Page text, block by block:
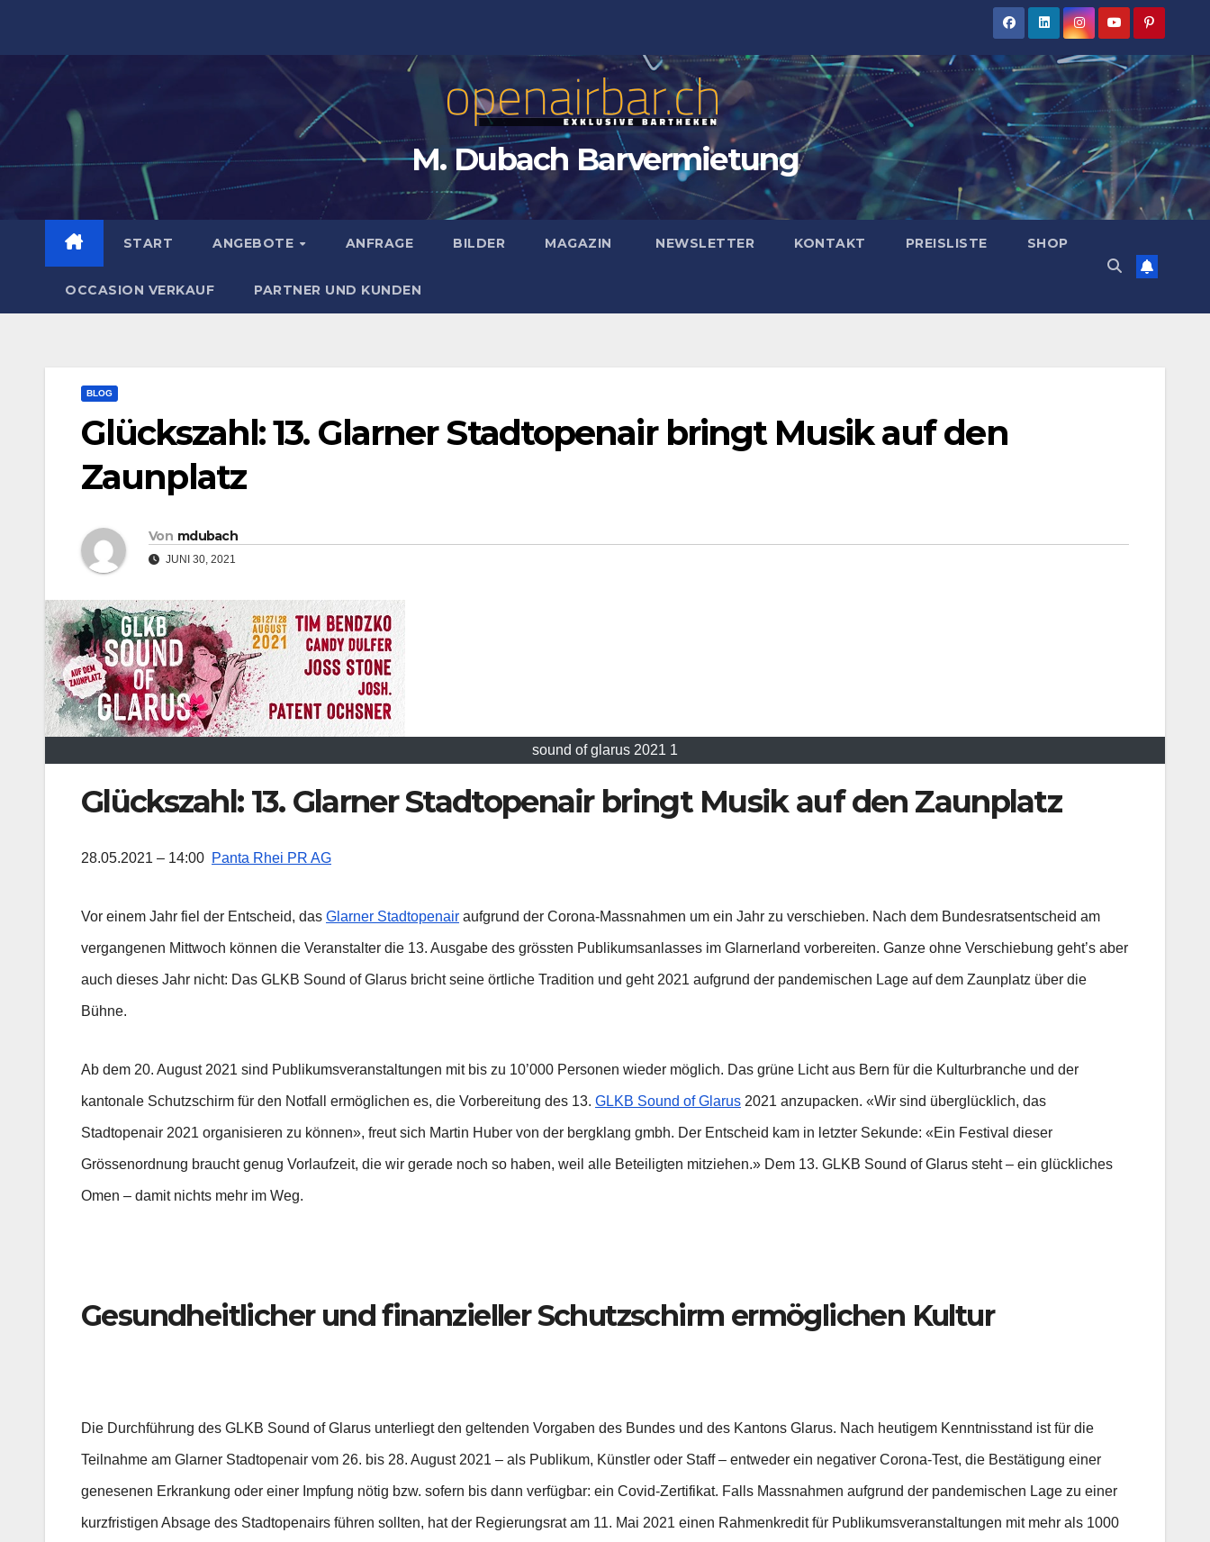
M. Dubach Barvermietung
START ANGEBOTE ANFRAGE BILDER MAGAZIN NEWSLETTER KONTAKT PREISLISTE SHOP
OCCASION VERKAUF PARTNER UND KUNDEN
BLOG
Glückszahl: 13. Glarner Stadtopenair bringt Musik auf den
Zaunplatz
Von mdubach
JUNI 30, 2021
sound of glarus 2021 1
Glückszahl: 13. Glarner Stadtopenair bringt Musik auf den Zaunplatz
28.05.2021 – 14:00 Panta Rhei PR AG
Vor einem Jahr fiel der Entscheid, das Glarner Stadtopenair aufgrund der Corona-Massnahmen um ein Jahr zu verschieben. Nach dem Bundesratsentscheid am
vergangenen Mittwoch können die Veranstalter die 13. Ausgabe des grössten Publikumsanlasses im Glarnerland vorbereiten. Ganze ohne Verschiebung geht’s aber
auch dieses Jahr nicht: Das GLKB Sound of Glarus bricht seine örtliche Tradition und geht 2021 aufgrund der pandemischen Lage auf dem Zaunplatz über die
Bühne.
Ab dem 20. August 2021 sind Publikumsveranstaltungen mit bis zu 10’000 Personen wieder möglich. Das grüne Licht aus Bern für die Kulturbranche und der
kantonale Schutzschirm für den Notfall ermöglichen es, die Vorbereitung des 13. GLKB Sound of Glarus 2021 anzupacken. «Wir sind überglücklich, das
Stadtopenair 2021 organisieren zu können», freut sich Martin Huber von der bergklang gmbh. Der Entscheid kam in letzter Sekunde: «Ein Festival dieser
Grössenordnung braucht genug Vorlaufzeit, die wir gerade noch so haben, weil alle Beteiligten mitziehen.» Dem 13. GLKB Sound of Glarus steht – ein glückliches
Omen – damit nichts mehr im Weg.
Gesundheitlicher und finanzieller Schutzschirm ermöglichen Kultur
Die Durchführung des GLKB Sound of Glarus unterliegt den geltenden Vorgaben des Bundes und des Kantons Glarus. Nach heutigem Kenntnisstand ist für die
Teilnahme am Glarner Stadtopenair vom 26. bis 28. August 2021 – als Publikum, Künstler oder Staff – entweder ein negativer Corona-Test, die Bestätigung einer
genesenen Erkrankung oder einer Impfung nötig bzw. sofern bis dann verfügbar: ein Covid-Zertifikat. Falls Massnahmen aufgrund der pandemischen Lage zu einer
kurzfristigen Absage des Stadtopenairs führen sollten, hat der Regierungsrat am 11. Mai 2021 einen Rahmenkredit für Publikumsveranstaltungen mit mehr als 1000